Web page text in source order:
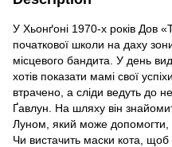
У Хьонґоні 1970‑х років Дов
початкової школи на даху
місцевого бандита. У день
хотів показати мамі свої
втрачено, а сліди ведуть до
Ґавлун. На шляху він
Луном, який може допомогти,
Чи вистачить маски кота,